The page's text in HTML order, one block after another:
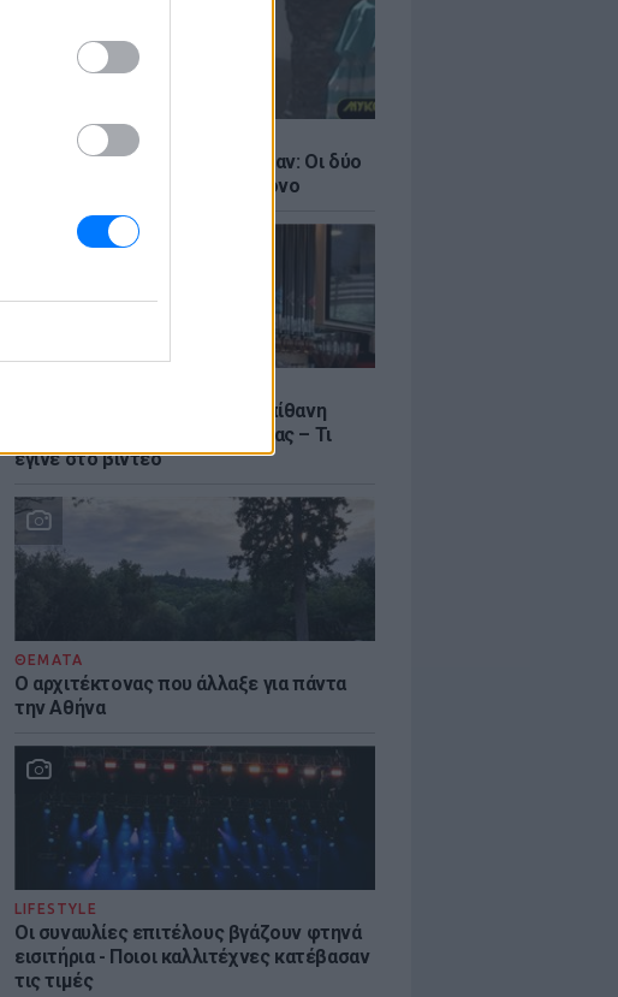
LIFESTYLE
Ζόε Σαλντάνα και Νικόλ Κίντμαν: Οι δύο
σταρ του Χόλιγουντ στη Μύκονο
Ο Γιώργος Μανίκας έστησε απίθανη
φάρσα σε υπάλληλο καφετέριας – Τι
έγινε στο βίντεο
ΘΕΜΑΤΑ
Ο αρχιτέκτονας που άλλαξε για πάντα
την Αθήνα
LIFESTYLE
Οι συναυλίες επιτέλους βγάζουν φτηνά
εισιτήρια - Ποιοι καλλιτέχνες κατέβασαν
τις τιμές